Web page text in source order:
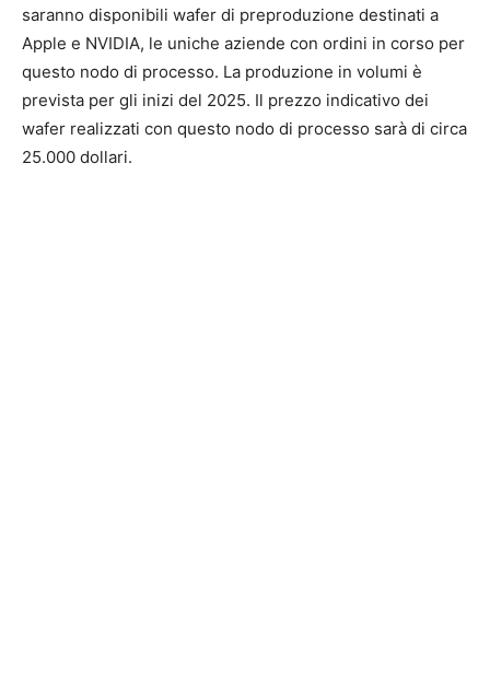
saranno disponibili wafer di preproduzione destinati a
Apple e NVIDIA, le uniche aziende con ordini in corso per
questo nodo di processo. La produzione in volumi è
prevista per gli inizi del 2025. Il prezzo indicativo dei
wafer realizzati con questo nodo di processo sarà di circa
25.000 dollari.